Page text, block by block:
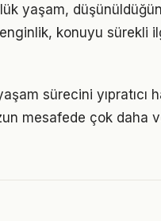
yaşam,
konuyu sürekli
sürecini yıpratıcı
mesafede çok daha